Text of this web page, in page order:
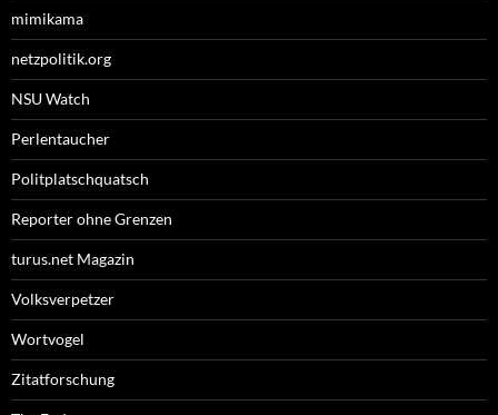
mimikama
netzpolitik.org
NSU Watch
Perlentaucher
Politplatschquatsch
Reporter ohne Grenzen
turus.net Magazin
Volksverpetzer
Wortvogel
Zitatforschung